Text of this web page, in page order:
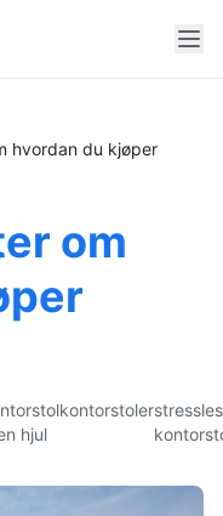
hvordan du kjøper
om
hjul
kontorstoler